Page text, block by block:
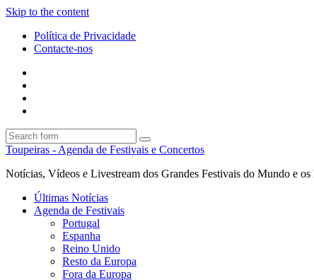
Skip to the content
Política de Privacidade
Contacte-nos
Search
Toupeiras - Agenda de Festivais e Concertos
Notícias, Vídeos e Livestream dos Grandes Festivais do Mundo e os
Últimas Notícias
Agenda de Festivais
Portugal
Espanha
Reino Unido
Resto da Europa
Fora da Europa